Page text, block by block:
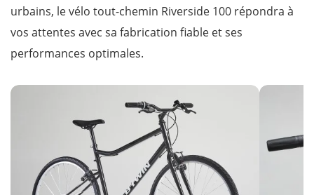
urbains, le vélo tout-chemin Riverside 100 répondra à
vos attentes avec sa fabrication fiable et ses
performances optimales.